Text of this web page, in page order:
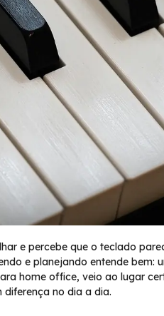
e percebe que o teclado
e planejando entende bem:
home office, veio ao lugar
diferença no dia a dia.